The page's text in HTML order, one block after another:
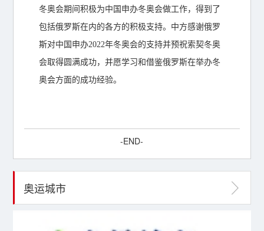
冬奥会期间积极为中国申办冬奥会做工作，得到了
包括俄罗斯在内的各方的积极支持。中方感谢俄罗
斯对中国申办2022年冬奥会的支持并预祝索契冬奥
会取得圆满成功，并愿学习和借鉴俄罗斯在举办冬
奥会方面的成功经验。
-END-
奥运城市